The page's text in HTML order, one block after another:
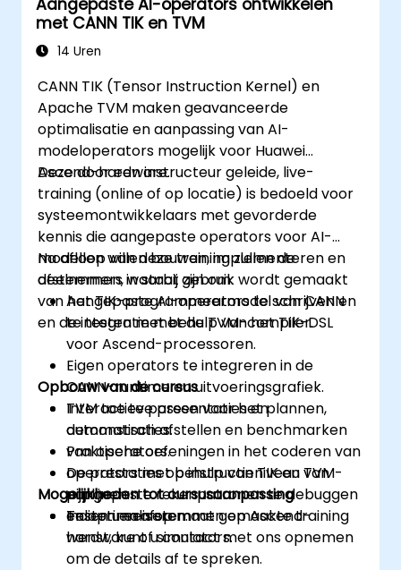
met CANN TIK en TVM
14 Uren
CANN TIK (Tensor Instruction Kernel) en
Apache TVM maken geavanceerde
optimalisatie en aanpassing van AI-
modeloperators mogelijk voor Huawei
Ascend-hardware.
Deze door een instructeur geleide, live-
training (online of op locatie) is bedoeld voor
systeemontwikkelaars met gevorderde
kennis die aangepaste operators voor AI-
modellen willen bouwen, implementeren en
afstemmen, waarbij gebruik wordt gemaakt
van het TIK-programmeermodel van CANN
en de integratie met de TVM-compiler.
Na afloop van deze training zullen de
deelnemers in staat zijn om:
Aangepaste AI-operators te schrijven en
te testen met behulp van het TIK-DSL
voor Ascend-processoren.
Eigen operators te integreren in de
CANN-runtime en uitvoeringsgrafiek.
TVM toe te passen voor het plannen,
automatisch afstellen en benchmarken
van operators.
De prestaties op instructieniveau van
aangepaste rekenpatronen te debuggen
en optimaliseren.
Opbouw van de cursus
Interactieve presentaties en
demonstraties.
Praktische oefeningen in het coderen van
operators met behulp van TIK en TVM-
pijplijnen.
Testen en afstemmen op Ascend-
hardware of simulators.
Mogelijkheden tot cursusaanpassing
Indien u een op maat gemaakte training
wenst, kunt u contact met ons opnemen
om de details af te spreken.